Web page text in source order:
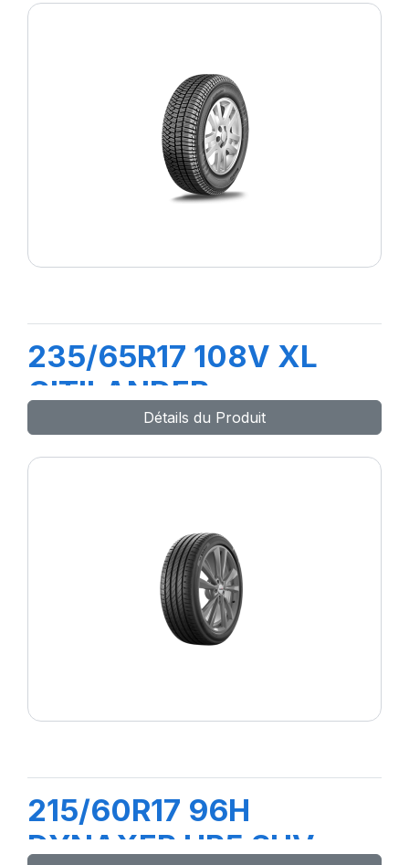
235/65R17 108V XL
CITILANDER
Détails du Produit
215/60R17 96H
DYNAXER HP5 SUV